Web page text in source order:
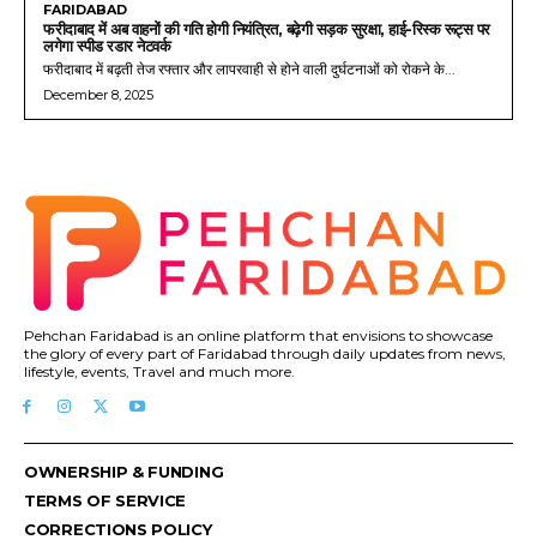
FARIDABAD
फरीदाबाद में अब वाहनों की गति होगी नियंत्रित, बढ़ेगी सड़क सुरक्षा, हाई-रिस्क रूट्स पर
लगेगा स्पीड रडार नेटवर्क
फरीदाबाद में बढ़ती तेज रफ्तार और लापरवाही से होने वाली दुर्घटनाओं को रोकने के...
December 8, 2025
Pehchan Faridabad is an online platform that envisions to showcase
the glory of every part of Faridabad through daily updates from news,
lifestyle, events, Travel and much more.
OWNERSHIP & FUNDING
TERMS OF SERVICE
CORRECTIONS POLICY